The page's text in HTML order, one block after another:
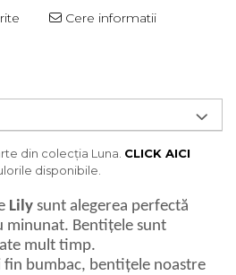
Cere informatii
din colecția Luna. CLICK AICI
disponibile.
Lily sunt alegerea perfectă
minunat. Bentițele sunt
mult timp.
fin bumbac, bentițele noastre